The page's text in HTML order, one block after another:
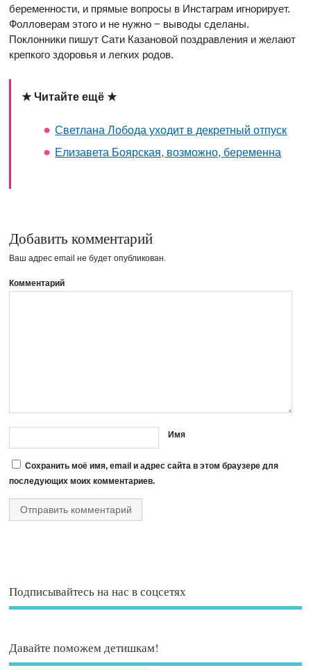
беременности, и прямые вопросы в Инстаграм игнорирует.
Фолловерам этого и не нужно − выводы сделаны.
Поклонники пишут Сати Казановой поздравления и желают
крепкого здоровья и легких родов.
★ Читайте ещё ★
Светлана Лобода уходит в декретный отпуск
Елизавета Боярская, возможно, беременна
Добавить комментарий
Ваш адрес email не будет опубликован.
Комментарий
Имя
Сохранить моё имя, email и адрес сайта в этом браузере для
последующих моих комментариев.
Подписывайтесь на нас в соцсетях
Давайте поможем детишкам!